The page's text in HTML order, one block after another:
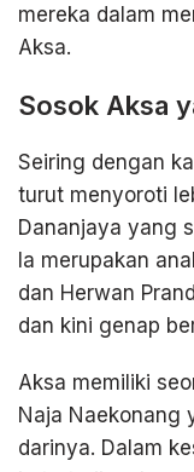
mereka dalam
Aksa.
Sosok Aksa
Seiring dengan
turut menyoroti
Dananjaya yang
Ia merupakan
dan Herwan
dan kini genap
Aksa memiliki
Naja Naekonang
darinya. Dalam